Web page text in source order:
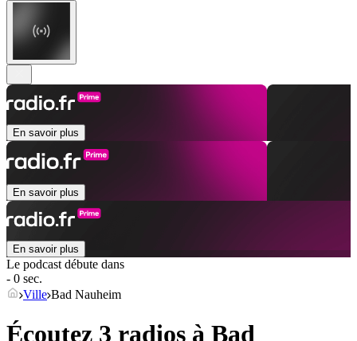
En savoir plus
En savoir plus
En savoir plus
Le podcast débute dans
- 0 sec.
Ville Bad Nauheim
Écoutez 3 radios à Bad